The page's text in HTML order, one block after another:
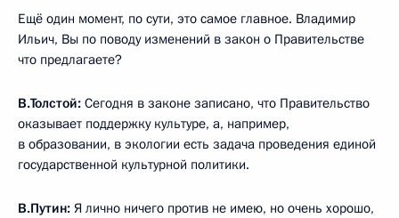
Ещё один момент, по сути, это самое главное. Владимир
Ильич, Вы по поводу изменений в закон о Правительстве
что предлагаете?
В.Толстой: Сегодня в законе записано, что Правительство
оказывает поддержку культуре, а, например,
в образовании, в экологии есть задача проведения единой
государственной культурной политики.
В.Путин: Я лично ничего против не имею, но очень хорошо,